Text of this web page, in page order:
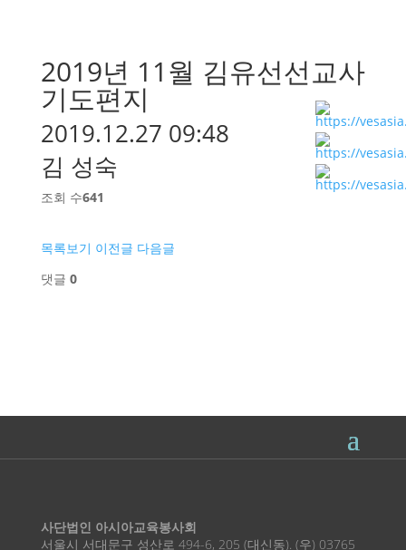
2019년 11월 김유선선교사
기도편지
2019.12.27 09:48
김 성숙
조회 수641
목록보기 이전글 다음글
댓글 0
사단법인 아시아교육봉사회
서울시 서대문구 성산로 494-6, 205 (대신동). (우) 03765